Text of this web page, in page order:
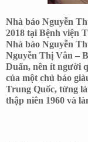
Nhà báo Nguyễn
2018 tại Bệnh viện
Nhà báo Nguyễn
Nguyễn Thị Vân –
Duẩn, nên ít người
của một chủ báo
Trung Quốc, từng
thập niên 1960 và